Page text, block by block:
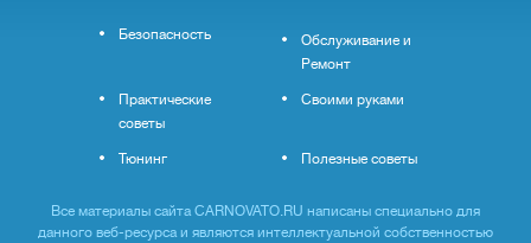
Безопасность
Обслуживание и
Ремонт
Практические
советы
Своими руками
Тюнинг Полезные советы
Все материалы сайта CARNOVATO.RU написаны специально для
данного веб-ресурса и являются интеллектуальной собственностью